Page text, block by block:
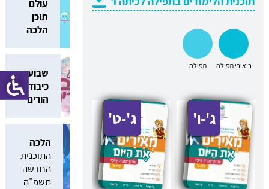
ג'-ו' ג'-ט'
עולם
תוכן
הלכה
שבוע
כיבוד
הורים
הלכה
התוכנית
החדשה
תשפ"ה